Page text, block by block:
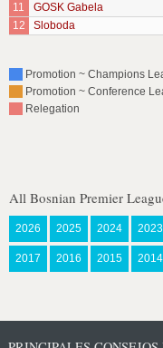
11
GOSK Gabela
12
Sloboda
Promotion ~ Champions
Promotion ~ Conference
Relegation
All Bosnian Premier
2026 2025 2024 2023
2017 2016 2015 2014